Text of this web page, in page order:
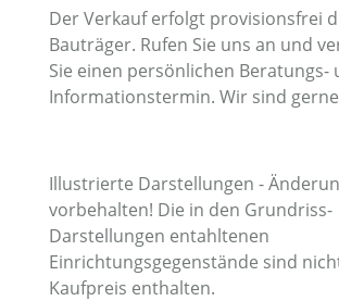
Der Verkauf erfolgt provisionsfrei
Bauträger. Rufen Sie uns an und
Sie einen persönlichen Beratungs-
Informationstermin. Wir sind
Illustrierte Darstellungen -
vorbehalten! Die in den Grundriss-
Darstellungen entahltenen
Einrichtungsgegenstände sind
Kaufpreis enthalten.